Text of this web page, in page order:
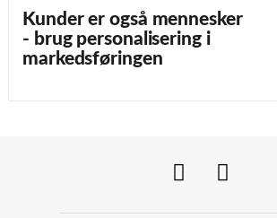
Kunder er også mennesker
- brug personalisering i
markedsføringen